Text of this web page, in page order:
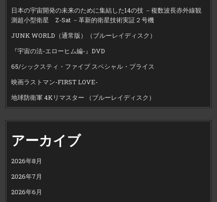
日本の宇宙開発の未来のために集結した14の技 －複数波長赤外線観
測超小型衛星 Z-Sat －革新的衛星技術実証２号機
JUNK WORLD（通常版）（ブルーレイディスク）
『宇宙の法-エローヒム編-』DVD
65/シックスティ・ファイブ スペシャル・プライス
映画ラストマン-FIRST LOVE-
地球防衛軍 4Kリマスター （ブルーレイディスク）
アーカイブ
2026年8月
2026年7月
2026年6月